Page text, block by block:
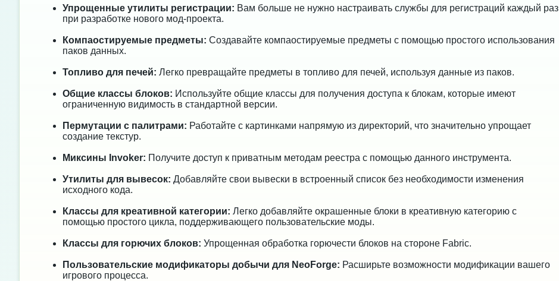
Упрощенные утилиты регистрации: Вам больше не нужно настраивать службы для регистраций каждый раз
при разработке нового мод-проекта.
Компаостируемые предметы: Создавайте компаостируемые предметы с помощью простого использования
паков данных.
Топливо для печей: Легко превращайте предметы в топливо для печей, используя данные из паков.
Общие классы блоков: Используйте общие классы для получения доступа к блокам, которые имеют
ограниченную видимость в стандартной версии.
Пермутации с палитрами: Работайте с картинками напрямую из директорий, что значительно упрощает
создание текстур.
Миксины Invoker: Получите доступ к приватным методам реестра с помощью данного инструмента.
Утилиты для вывесок: Добавляйте свои вывески в встроенный список без необходимости изменения
исходного кода.
Классы для креативной категории: Легко добавляйте окрашенные блоки в креативную категорию с
помощью простого цикла, поддерживающего пользовательские моды.
Классы для горючих блоков: Упрощенная обработка горючести блоков на стороне Fabric.
Пользовательские модификаторы добычи для NeoForge: Расширьте возможности модификации вашего
игрового процесса.